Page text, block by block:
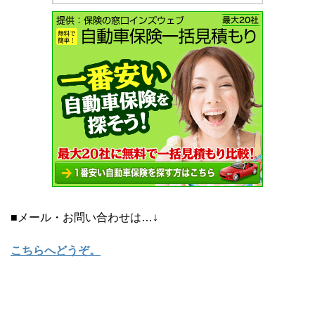
■メール・お問い合わせは…↓
こちらへどうぞ。